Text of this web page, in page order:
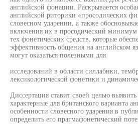
английской фонации. Раскрывается
английской риторики «просодических
словесном ударении, а также
включения их в просодический минимум
тех фонетических средств, которые
эффективность общения на английском
могут оказаться полезными для
исследований в области силлабики,
лексикологической фонетики и
Диссертация ставит своей целью
характерные для британского варианта
особенности словесного ударения в
определить его прагмафонетический